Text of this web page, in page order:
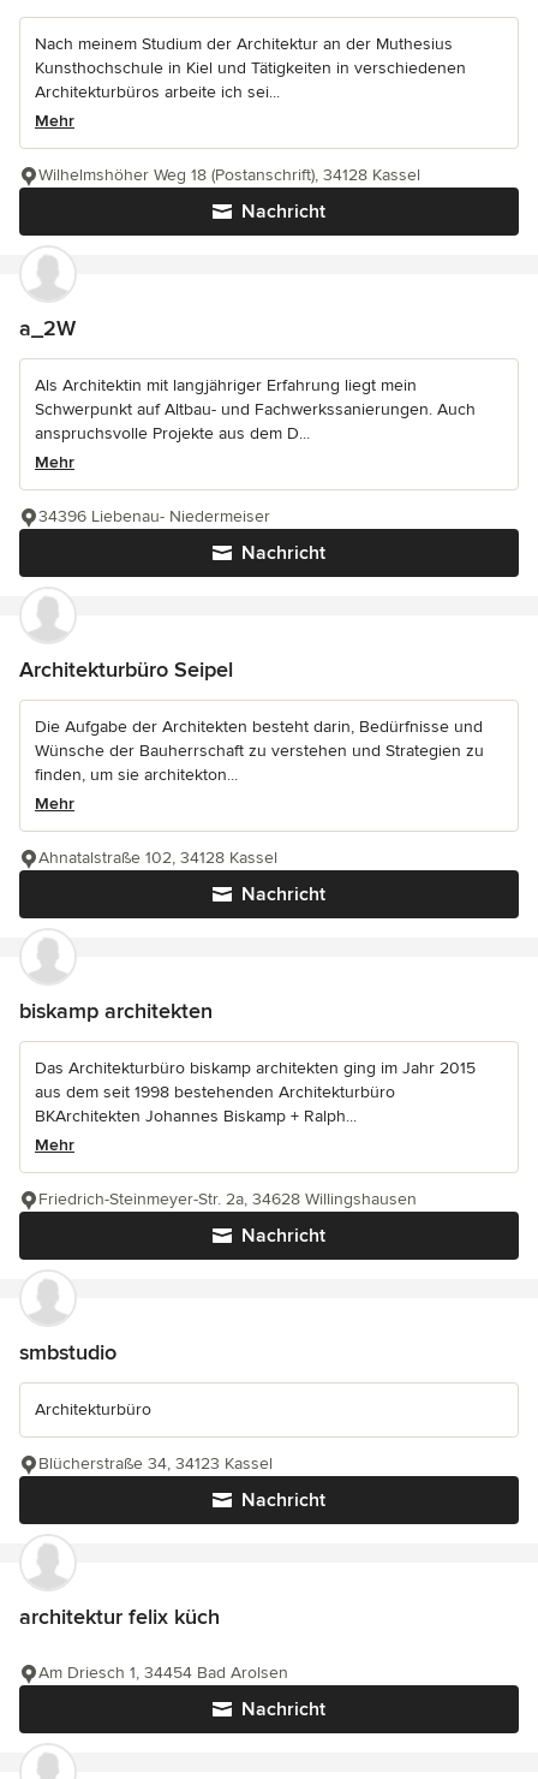
Nach meinem Studium der Architektur an der Muthesius
Kunsthochschule in Kiel und Tätigkeiten in verschiedenen
Architekturbüros arbeite ich sei...
Mehr
Nachricht
Wilhelmshöher Weg 18 (Postanschrift), 34128 Kassel
a_2W
Als Architektin mit langjähriger Erfahrung liegt mein
Schwerpunkt auf Altbau- und Fachwerkssanierungen. Auch
anspruchsvolle Projekte aus dem D...
Mehr
Nachricht
34396 Liebenau- Niedermeiser
Architekturbüro Seipel
Die Aufgabe der Architekten besteht darin, Bedürfnisse und
Wünsche der Bauherrschaft zu verstehen und Strategien zu
finden, um sie architekton...
Mehr
Nachricht
Ahnatalstraße 102, 34128 Kassel
biskamp architekten
Das Architekturbüro biskamp architekten ging im Jahr 2015
aus dem seit 1998 bestehenden Architekturbüro
BKArchitekten Johannes Biskamp + Ralph...
Mehr
Nachricht
Friedrich-Steinmeyer-Str. 2a, 34628 Willingshausen
smbstudio
Architekturbüro
Nachricht
Blücherstraße 34, 34123 Kassel
architektur felix küch
Nachricht
Am Driesch 1, 34454 Bad Arolsen